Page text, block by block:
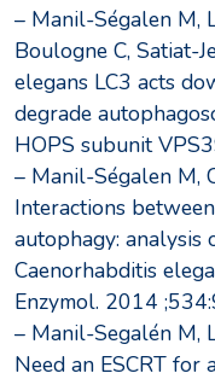
– Manil-Ségalen M,
Boulogne C, Satiat-
elegans LC3 acts
degrade
HOPS subunit
– Manil-Ségalen M,
Interactions
autophagy: analysis
Caenorhabditis
Enzymol. 2014
– Manil-Segalén M,
Need an ESCRT for